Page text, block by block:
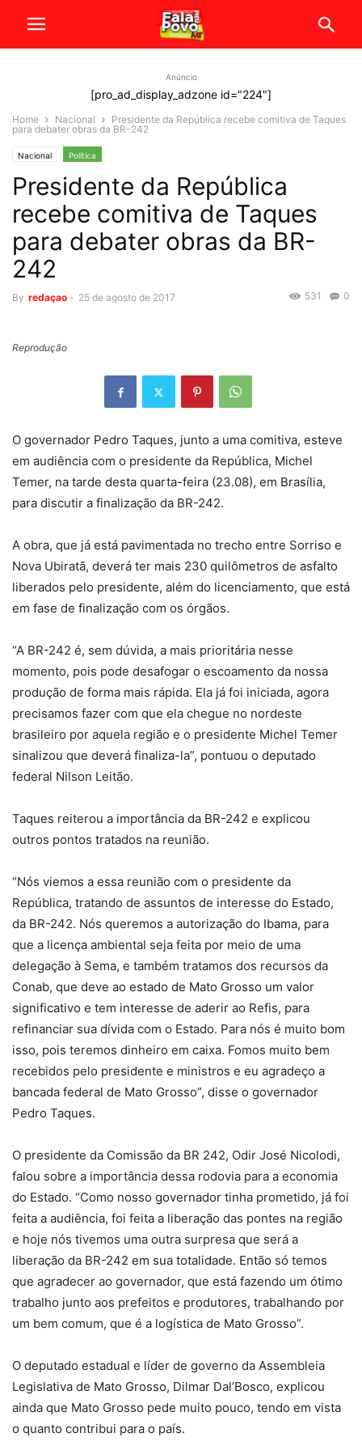
Anúncio
[pro_ad_display_adzone id="224"]
Home Nacional
Presidente da República recebe comitiva de Taques
para debater obras da BR-242
Nacional Política
Presidente da República
recebe comitiva de Taques
para debater obras da BR-
242
By redaçao - 25 de agosto de 2017 0
531
Reprodução
O governador Pedro Taques, junto a uma comitiva, esteve
em audiência com o presidente da República, Michel
Temer, na tarde desta quarta-feira (23.08), em Brasília,
para discutir a finalização da BR-242.
A obra, que já está pavimentada no trecho entre Sorriso e
Nova Ubiratã, deverá ter mais 230 quilômetros de asfalto
liberados pelo presidente, além do licenciamento, que está
em fase de finalização com os órgãos.
“A BR-242 é, sem dúvida, a mais prioritária nesse
momento, pois pode desafogar o escoamento da nossa
produção de forma mais rápida. Ela já foi iniciada, agora
precisamos fazer com que ela chegue no nordeste
brasileiro por aquela região e o presidente Michel Temer
sinalizou que deverá finaliza-la”, pontuou o deputado
federal Nilson Leitão.
Taques reiterou a importância da BR-242 e explicou
outros pontos tratados na reunião.
“Nós viemos a essa reunião com o presidente da
República, tratando de assuntos de interesse do Estado,
da BR-242. Nós queremos a autorização do Ibama, para
que a licença ambiental seja feita por meio de uma
delegação à Sema, e também tratamos dos recursos da
Conab, que deve ao estado de Mato Grosso um valor
significativo e tem interesse de aderir ao Refis, para
refinanciar sua dívida com o Estado. Para nós é muito bom
isso, pois teremos dinheiro em caixa. Fomos muito bem
recebidos pelo presidente e ministros e eu agradeço a
bancada federal de Mato Grosso”, disse o governador
Pedro Taques.
O presidente da Comissão da BR 242, Odir José Nicolodi,
falou sobre a importância dessa rodovia para a economia
do Estado. “Como nosso governador tinha prometido, já foi
feita a audiência, foi feita a liberação das pontes na região
e hoje nós tivemos uma outra surpresa que será a
liberação da BR-242 em sua totalidade. Então só temos
que agradecer ao governador, que está fazendo um ótimo
trabalho junto aos prefeitos e produtores, trabalhando por
um bem comum, que é a logística de Mato Grosso”.
O deputado estadual e líder de governo da Assembleia
Legislativa de Mato Grosso, Dilmar Dal’Bosco, explicou
ainda que Mato Grosso pede muito pouco, tendo em vista
o quanto contribui para o país.